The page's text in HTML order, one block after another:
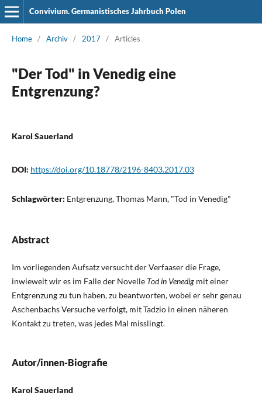
Convivium. Germanistisches Jahrbuch Polen
Home / Archiv / 2017 / Articles
"Der Tod" in Venedig eine
Entgrenzung?
Karol Sauerland
DOI: https://doi.org/10.18778/2196-8403.2017.03
Schlagwörter: Entgrenzung, Thomas Mann, "Tod in Venedig"
Abstract
Im vorliegenden Aufsatz versucht der Verfaaser die Frage,
inwieweit wir es im Falle der Novelle Tod in Venedigmit einer
Entgrenzung zu tun haben, zu beantworten, wobei er sehr genau
Aschenbachs Versuche verfolgt, mit Tadzio in einen näheren
Kontakt zu treten, was jedes Mal misslingt.
Autor/innen-Biografie
Karol Sauerland